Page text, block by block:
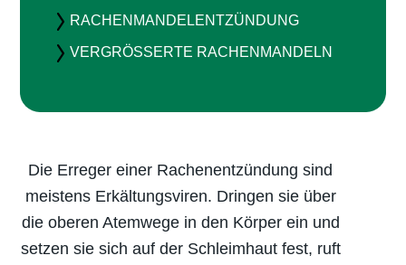
RACHENMANDEL­ENTZÜNDUNG
VERGRÖSSERTE RACHENMANDELN
Die Erreger einer Rachenentzündung sind
meistens Erkältungsviren. Dringen sie über
die oberen Atemwege in den Körper ein und
setzen sie sich auf der Schleimhaut fest, ruft